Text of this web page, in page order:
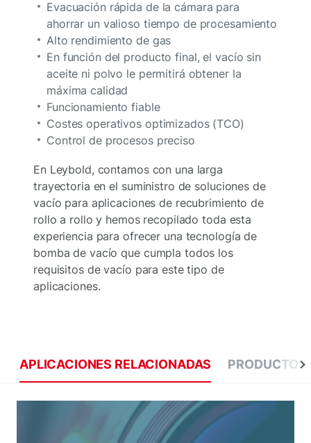
Evacuación rápida de la cámara para
ahorrar un valioso tiempo de procesamiento
Alto rendimiento de gas
En función del producto final, el vacío sin
aceite ni polvo le permitirá obtener la
máxima calidad
Funcionamiento fiable
Costes operativos optimizados (TCO)
Control de procesos preciso
En Leybold, contamos con una larga
trayectoria en el suministro de soluciones de
vacío para aplicaciones de recubrimiento de
rollo a rollo y hemos recopilado toda esta
experiencia para ofrecer una tecnología de
bomba de vacío que cumpla todos los
requisitos de vacío para este tipo de
aplicaciones.
APLICACIONES RELACIONADAS PRODUCTOS